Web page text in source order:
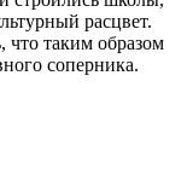
расцвет.
что таким образом
соперника.